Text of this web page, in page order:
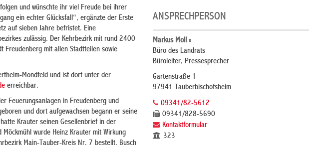
und wünschte ihr viel Freude bei ihrer
ein echter Glücksfall“, ergänzte der Erste
auf sieben Jahre befristet. Eine
zulässig. Der Kehrbezirk mit rund 2400
Freudenberg mit allen Stadtteilen sowie
Mondfeld und ist dort unter der
erreichbar.
Feuerungsanlagen in Freudenberg und
und dort aufgewachsen begann er seine
Krauter seinen Gesellenbrief in der
wurde Heinz Krauter mit Wirkung
Main-Tauber-Kreis Nr. 7 bestellt. Busch
ANSPRECHPERSON
Markus Moll »
Büro des Landrats
Büroleiter, Pressesprecher
Gartenstraße 1
97941 Tauberbischofsheim
09341/82-5612
09341/828-5690
Kontaktformular
323